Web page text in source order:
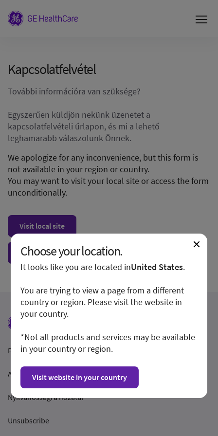
Kapcsolatfelvétel
További információra van szüksége?
Egyszerűen küldjön nekünk üzenetet a
kapcsolatfelvételi űrlapon, és mi a lehető
leghamarabb válaszolunk Önnek.
We apologize for any inconvenience, but this form is
not available in your region or country.
You may want to visit your local site or access the form
unconditionally.
Visit local site
Show form unconditionally
Feltételek és feltételek
Adatvédelmi irányelvek
Nyilvánosságra hozatal
Unsubscribe
Choose your location.
It looks like you are located inUnited States.
You are trying to view a page from a different
country or region. Please visit the website in
your country.
*Not all products and services may be available
in your country or region.
Visit website in your country